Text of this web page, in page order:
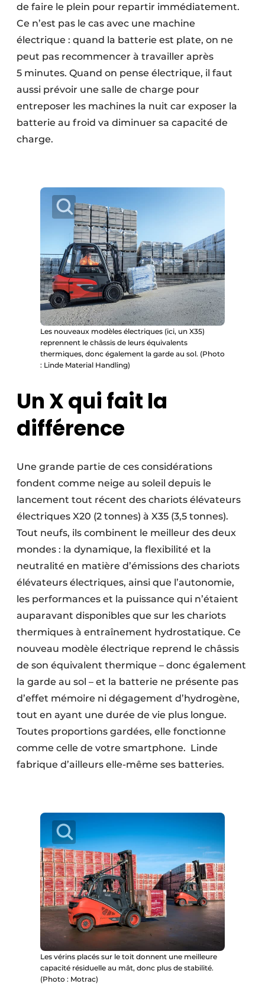
de faire le plein pour repartir immédiatement.
Ce n’est pas le cas avec une machine
électrique : quand la batterie est plate, on ne
peut pas recommencer à travailler après
5 minutes. Quand on pense électrique, il faut
aussi prévoir une salle de charge pour
entreposer les machines la nuit car exposer la
batterie au froid va diminuer sa capacité de
charge.
Les nouveaux modèles électriques (ici, un X35)
reprennent le châssis de leurs équivalents
thermiques, donc également la garde au sol. (Photo
: Linde Material Handling)
Un X qui fait la
différence
Une grande partie de ces considérations
fondent comme neige au soleil depuis le
lancement tout récent des chariots élévateurs
électriques X20 (2 tonnes) à X35 (3,5 tonnes).
Tout neufs, ils combinent le meilleur des deux
mondes : la dynamique, la flexibilité et la
neutralité en matière d’émissions des chariots
élévateurs électriques, ainsi que l’autonomie,
les performances et la puissance qui n’étaient
auparavant disponibles que sur les chariots
thermiques à entraînement hydrostatique. Ce
nouveau modèle électrique reprend le châssis
de son équivalent thermique – donc également
la garde au sol – et la batterie ne présente pas
d’effet mémoire ni dégagement d’hydrogène,
tout en ayant une durée de vie plus longue.
Toutes proportions gardées, elle fonctionne
comme celle de votre smartphone. Linde
fabrique d’ailleurs elle-même ses batteries.
Les vérins placés sur le toit donnent une meilleure
capacité résiduelle au mât, donc plus de stabilité.
(Photo : Motrac)